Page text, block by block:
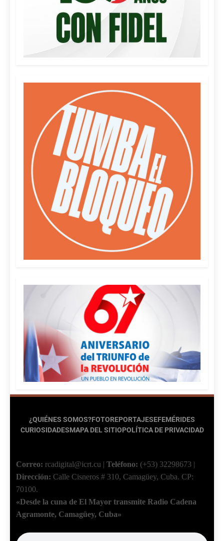
¿QUIÉNES SOMOS?FOTOREPORTAJESEFEMÉRIDES
CURIOSIDADESMAPA DEL SITIOPOLÍTICA DE PRIVACIDAD
Correo: rcadigital@icrt.cu | Teléfono: (+53) 32298673 |
Dirección: Calle Cisneros # 310, Camagüey, Cuba. CP:
70100.
«Desde la cuna de El Mayor transmite Radio Cadena
Agramonte, Camagüey, Cuba»